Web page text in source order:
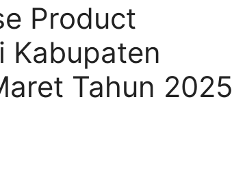
Product
Kabupaten
Tahun 2025